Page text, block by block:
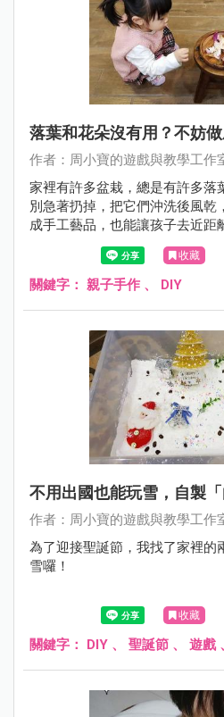
落葉和花朵沒有用？不妨
作者：周小寶的遊戲與教學工作
家裡有許多盆栽，總是有許多落
別急著扔掉，把它們沖洗後風乾
成手工藝品，也能讓孩子去近距
收藏
關鍵字： 親子手作 、 DIY
不用出國也能玩雪，自製
作者：周小寶的遊戲與教學工作
為了迎接聖誕節，我找了家裡的
雪囉！
收藏
關鍵字： DIY 、 聖誕節 、 遊戲